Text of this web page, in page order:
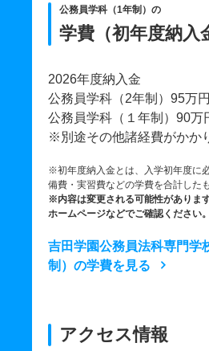
公務員学科（1年制）の
学費（初年度納入
2026年度納入金
公務員学科（2年制）95万円
公務員学科（１年制）90万
※別途その他諸経費がかか
※初年度納入金とは、入学初年度に
備費・実習費などの学費を合計した
※内容は変更される可能性がありま
ホームページなどでご確認ください。
吉田学園公務員法科専門学
制）の学費を見る
アクセス情報